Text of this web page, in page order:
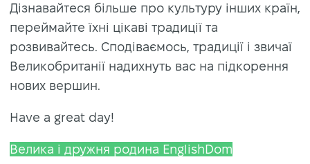
Дізнавайтеся більше про культуру інших країн,
переймайте їхні цікаві традиції та
розвивайтесь. Сподіваємось, традиції і звичаї
Великобританії надихнуть вас на підкорення
нових вершин.
Have a great day!
Велика і дружня родина EnglishDom